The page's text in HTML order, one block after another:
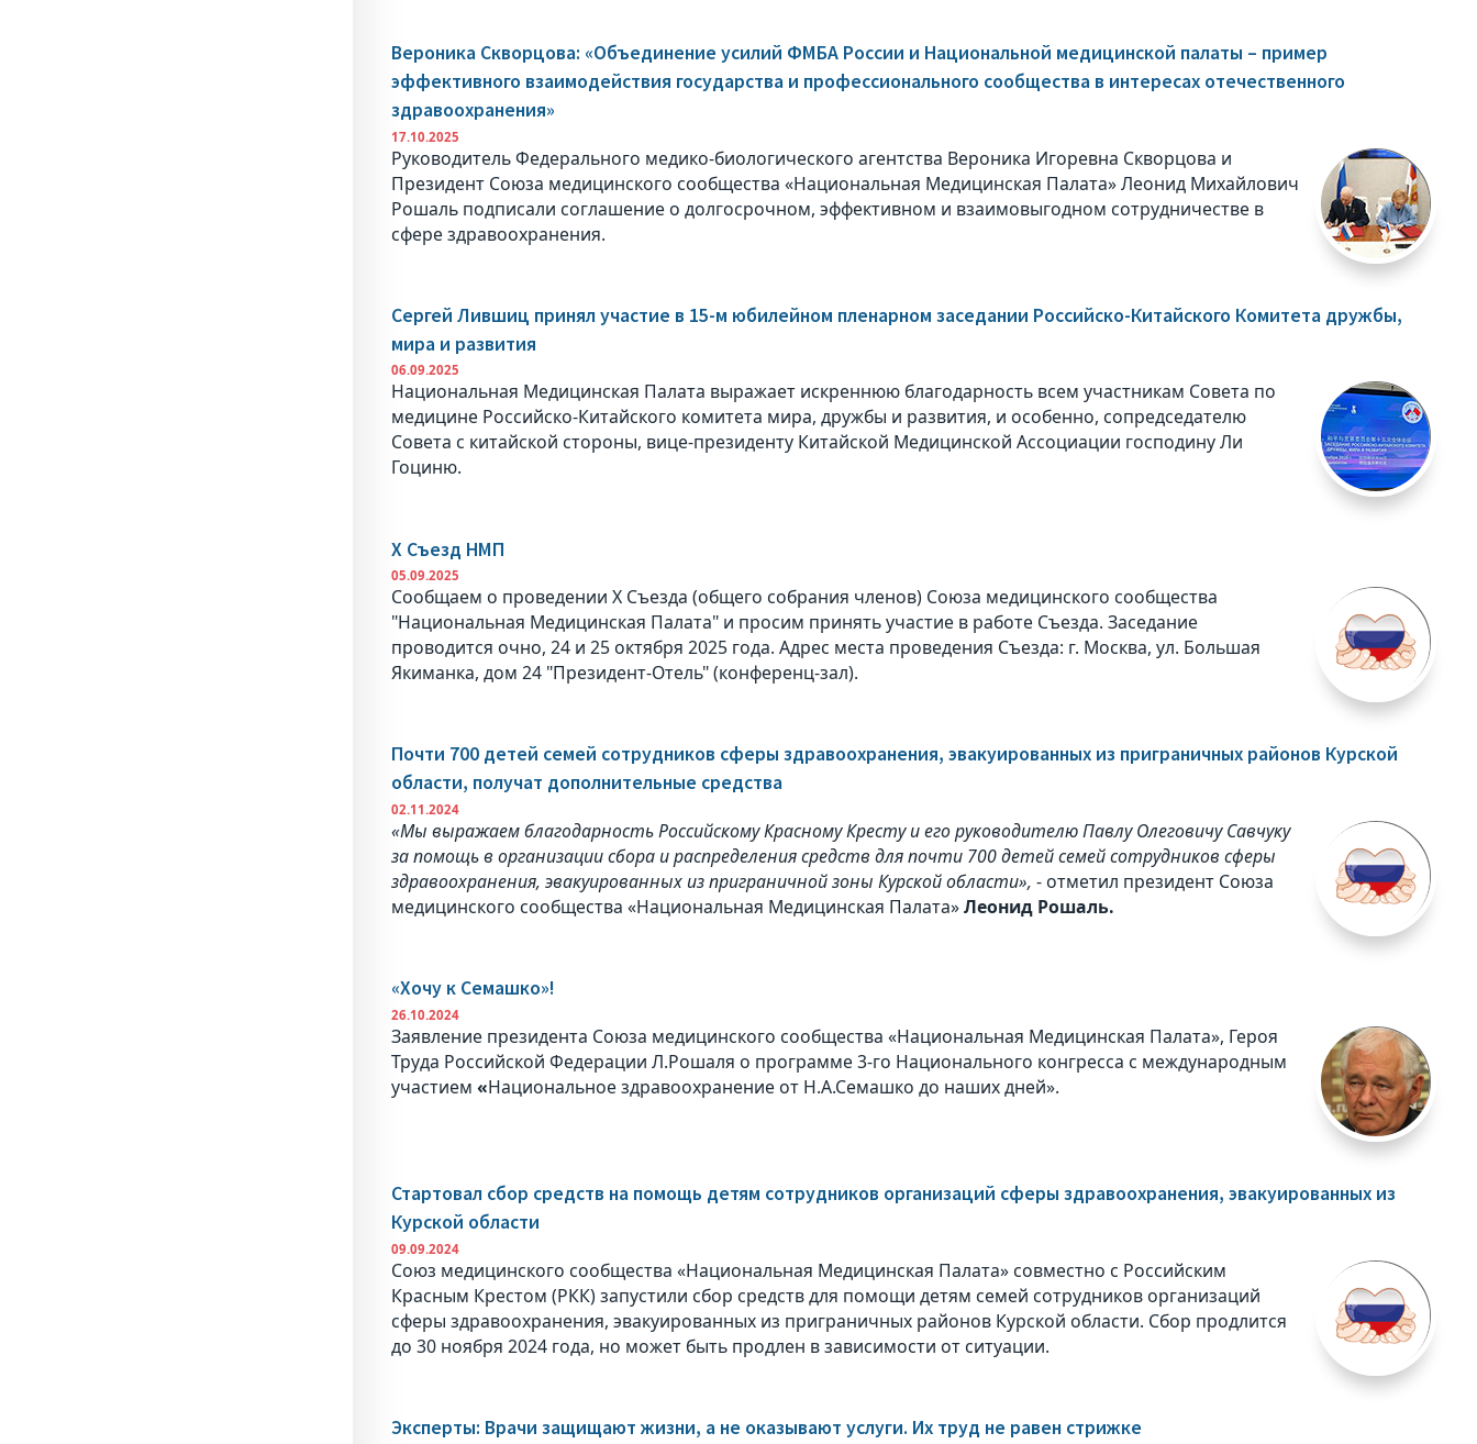
Вероника Скворцова: «Объединение усилий ФМБА России и Национальной медицинской палаты – пример
эффективного взаимодействия государства и профессионального сообщества в интересах отечественного
здравоохранения»
17.10.2025
Руководитель Федерального медико-биологического агентства Вероника Игоревна Скворцова и
Президент Союза медицинского сообщества «Национальная Медицинская Палата» Леонид Михайлович
Рошаль подписали соглашение о долгосрочном, эффективном и взаимовыгодном сотрудничестве в
сфере здравоохранения.
Сергей Лившиц принял участие в 15-м юбилейном пленарном заседании Российско-Китайского Комитета дружбы,
мира и развития
06.09.2025
Национальная Медицинская Палата выражает искреннюю благодарность всем участникам Совета по
медицине Российско-Китайского комитета мира, дружбы и развития, и особенно, сопредседателю
Совета с китайской стороны, вице-президенту Китайской Медицинской Ассоциации господину Ли
Гоциню.
X Съезд НМП
05.09.2025
Сообщаем о проведении X Съезда (общего собрания членов) Союза медицинского сообщества
"Национальная Медицинская Палата" и просим принять участие в работе Съезда. Заседание
проводится очно, 24 и 25 октября 2025 года. Адрес места проведения Съезда: г. Москва, ул. Большая
Якиманка, дом 24 "Президент-Отель" (конференц-зал).
Почти 700 детей семей сотрудников сферы здравоохранения, эвакуированных из приграничных районов Курской
области, получат дополнительные средства
02.11.2024
«Мы выражаем благодарность Российскому Красному Кресту и его руководителю Павлу Олеговичу Савчуку
за помощь в организации сбора и распределения средств для почти 700 детей семей сотрудников сферы
здравоохранения, эвакуированных из приграничной зоны Курской области», - отметил президент Союза
медицинского сообщества «Национальная Медицинская Палата»Леонид Рошаль.
«Хочу к Семашко»!
26.10.2024
Заявление президента Союза медицинского сообщества «Национальная Медицинская Палата», Героя
Труда Российской Федерации Л.Рошаля о программе 3-го Национального конгресса с международным
участием«Национальное здравоохранение от Н.А.Семашко до наших дней».
Стартовал сбор средств на помощь детям сотрудников организаций сферы здравоохранения, эвакуированных из
Курской области
09.09.2024
Союз медицинского сообщества «Национальная Медицинская Палата» совместно с Российским
Красным Крестом (РКК) запустили сбор средств для помощи детям семей сотрудников организаций
сферы здравоохранения, эвакуированных из приграничных районов Курской области. Сбор продлится
до 30 ноября 2024 года, но может быть продлен в зависимости от ситуации.
Эксперты: Врачи защищают жизни, а не оказывают услуги. Их труд не равен стрижке